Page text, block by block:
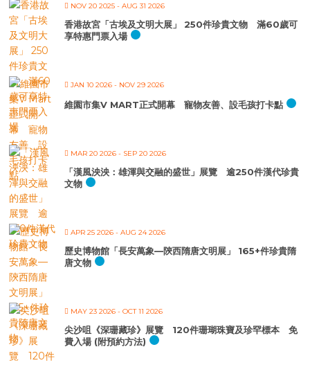
NOV 20 2025 - AUG 31 2026
香港故宮「古埃及文明大展」 250件珍貴文物 滿60歲可
享特惠門票入場
JAN 10 2026 - NOV 29 2026
維園市集V MART正式開幕 寵物友善、設毛孩打卡點
MAR 20 2026 - SEP 20 2026
「漢風泱泱：雄渾與交融的盛世」展覽 逾250件漢代珍貴
文物
APR 25 2026 - AUG 24 2026
歷史博物館「長安萬象—陝西隋唐文明展」 165+件珍貴隋
唐文物
MAY 23 2026 - OCT 11 2026
尖沙咀《深珊藏珍》展覽 120件珊瑚珠寶及珍罕標本 免
費入場 (附預約方法)